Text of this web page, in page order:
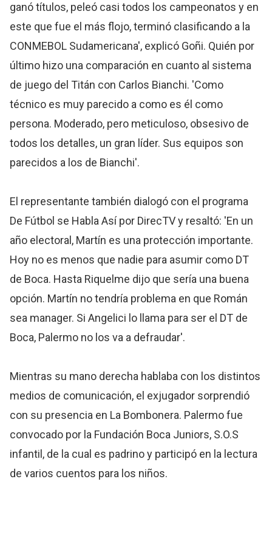
ganó títulos, peleó casi todos los campeonatos y en
este que fue el más flojo, terminó clasificando a la
CONMEBOL Sudamericana', explicó Goñi. Quién por
último hizo una comparación en cuanto al sistema
de juego del Titán con Carlos Bianchi. 'Como
técnico es muy parecido a como es él como
persona. Moderado, pero meticuloso, obsesivo de
todos los detalles, un gran líder. Sus equipos son
parecidos a los de Bianchi'.
El representante también dialogó con el programa
De Fútbol se Habla Así por DirecTV y resaltó: 'En un
año electoral, Martín es una protección importante.
Hoy no es menos que nadie para asumir como DT
de Boca. Hasta Riquelme dijo que sería una buena
opción. Martín no tendría problema en que Román
sea manager. Si Angelici lo llama para ser el DT de
Boca, Palermo no los va a defraudar'.
Mientras su mano derecha hablaba con los distintos
medios de comunicación, el exjugador sorprendió
con su presencia en La Bombonera. Palermo fue
convocado por la Fundación Boca Juniors, S.O.S
infantil, de la cual es padrino y participó en la lectura
de varios cuentos para los niños.